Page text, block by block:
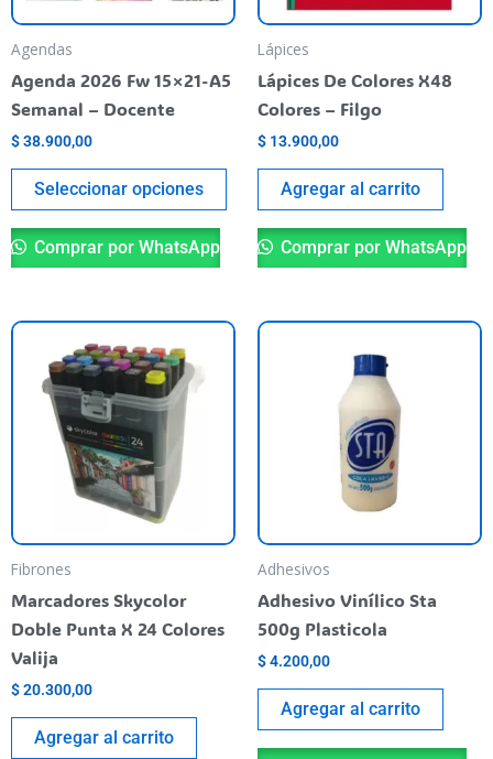
Agendas
Agenda 2026 Fw 15×21-A5
Semanal – Docente
$38.900,00
Seleccionar opciones
may
chosen
Comprar por WhatsApp
Lápices
Lápices De Colores X48
Colores – Filgo
$ 13.900,00
Agregar al carrito
Comprar por WhatsApp
Fibrones
Marcadores Skycolor
Doble Punta X 24 Colores
Valija
$20.300,00
Agregar al carrito
Adhesivos
Adhesivo Vinílico Sta
500g Plasticola
$4.200,00
Agregar al carrito